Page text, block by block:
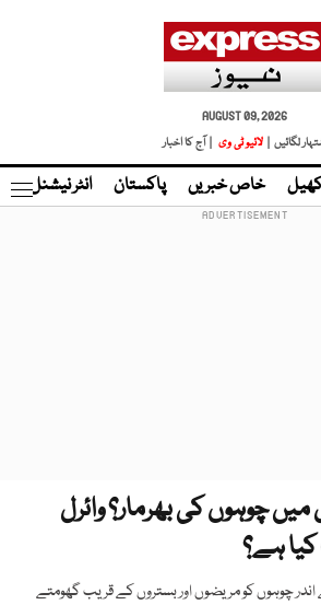
AUGUST 09, 2026
لگائیں |
لائیو ٹی وی | آج کا اخبار
خاص خبریں پاکستان انٹر نیشنل
چوہوں کی بھرمار؟ وائرل
ہے؟
اندر چوہوں کو مریضوں اور بستروں کے قریب گھومتے